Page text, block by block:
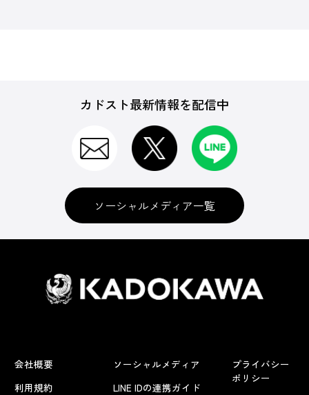
カドスト最新情報を配信中
ソーシャルメディア一覧
会社概要
利用規約
ソーシャルメディア
LINE IDの連携ガイド
プライバシー
ポリシー